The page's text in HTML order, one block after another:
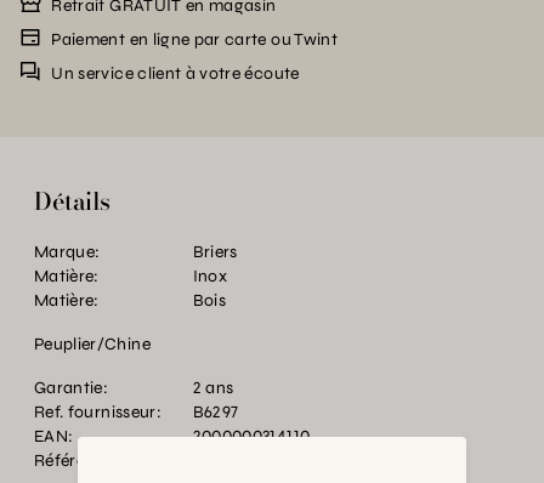
Retrait GRATUIT en magasin
Paiement en ligne par carte ou Twint
Un service client à votre écoute
Détails
Marque:
Briers
Matière:
Inox
Matière:
Bois
Peuplier/Chine
Garantie:
2 ans
Ref. fournisseur:
B6297
EAN:
2000000314110
Référence: